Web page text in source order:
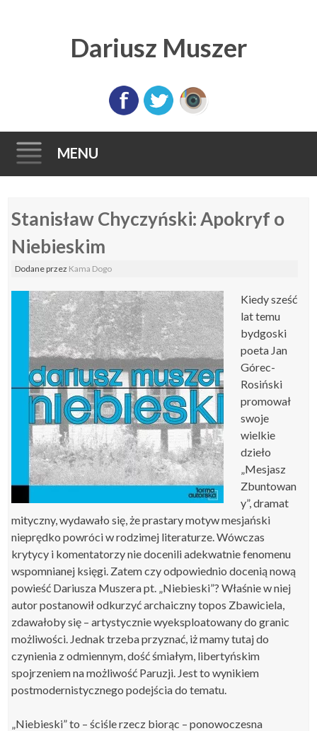
Dariusz Muszer
MENU
to
Stanisław Chyczyński: Apokryf o
Niebieskim
Dodaneprzez Kama Dogo
Kiedy sześć
lat temu
bydgoski
poeta Jan
Górec-
Rosiński
promował
swoje
wielkie
dzieło
„Mesjasz
Zbuntowan
y”, dramat
mityczny, wydawało się, że prastary motyw mesjański
nieprędko powróci w rodzimej literaturze. Wówczas
krytycy i komentatorzy nie docenili adekwatnie fenomenu
wspomnianej księgi. Zatem czy odpowiednio docenią nową
powieść Dariusza Muszera pt. „Niebieski”? Właśnie w niej
autor postanowił odkurzyć archaiczny topos Zbawiciela,
zdawałoby się – artystycznie wyeksploatowany do granic
możliwości. Jednak trzeba przyznać, iż mamy tutaj do
czynienia z odmiennym, dość śmiałym, libertyńskim
spojrzeniem na możliwość Paruzji. Jest to wynikiem
postmodernistycznego podejścia do tematu.
„Niebieski” to – ściśle rzecz biorąc – ponowoczesna